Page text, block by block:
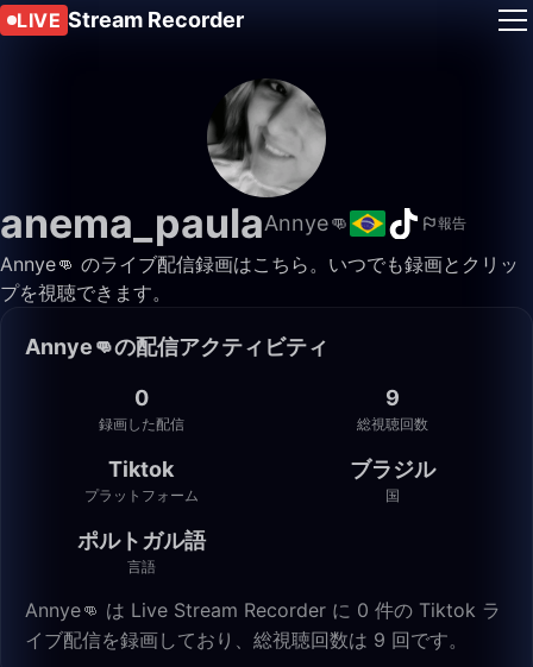
LIVE Stream Recorder
anema_paulaAnnye👊 報告
Annye👊 のライブ配信録画はこちら。いつでも録画とクリッ
プを視聴できます。
Annye👊の配信アクティビティ
0
録画した配信
9
総視聴回数
Tiktok
プラットフォーム
ブラジル
国
ポルトガル語
言語
Annye👊 は Live Stream Recorder に 0 件の Tiktok ラ
イブ配信を録画しており、総視聴回数は 9 回です。